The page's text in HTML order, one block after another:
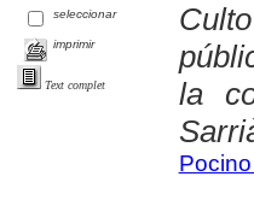
seleccionar
imprimir
Text complet
la